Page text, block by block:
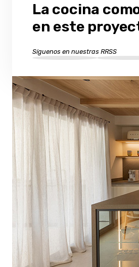
La cocina
en este
Síguenos en nuestras RRSS